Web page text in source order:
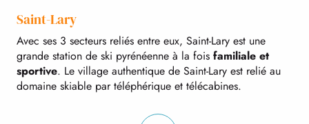
Saint-Lary
Avec ses 3 secteurs reliés entre eux, Saint-Lary est une
grande station de ski pyrénéenne à la fois familiale et
sportive. Le village authentique de Saint-Lary est relié au
domaine skiable par téléphérique et télécabines.